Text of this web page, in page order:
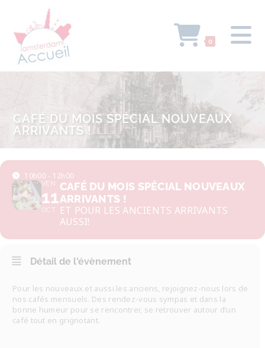
0
CAFÉ DU MOIS SPÉCIAL NOUVEAUX
ARRIVANTS !
10h00 - 12h00
VEN
11
OCT
CAFÉ DU MOIS SPÉCIAL NOUVEAUX
ARRIVANTS !
ET POUR LES ANCIENTS ARRIVANTS
AUSSI!
Détail de l'évènement
Pour les nouveaux et aussi les anciens, rejoignez-nous lors de
nos cafés mensuels. Des rendez-vous sympas et dans la
bonne humeur pour se rencontrer, se retrouver autour d’un
café tout en grignotant.